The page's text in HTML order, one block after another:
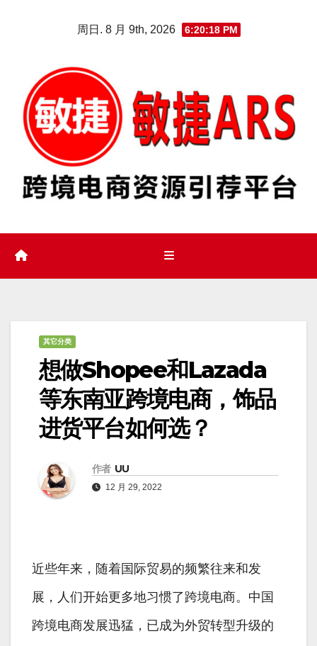
周日. 8 月 9th, 2026 6:20:19 PM
其它分类
想做Shopee和Lazada
等东南亚跨境电商，饰品
进货平台如何选？
作者 UU
12 月 29, 2022
近些年来，随着国际贸易的频繁往来和发
展，人们开始更多地习惯了跨境电商。中国
跨境电商发展迅猛，已成为外贸转型升级的